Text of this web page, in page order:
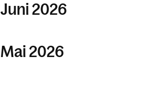
Juni 2026
Mai 2026